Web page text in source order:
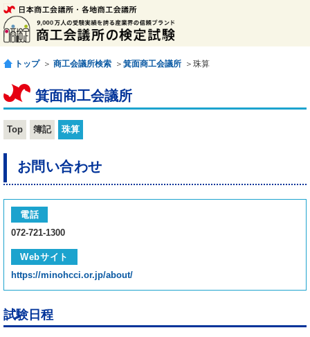
トップ ＞ 商工会議所検索 ＞ 箕面商工会議所 ＞珠算
箕面商工会議所
Top 簿記 珠算
お問い合わせ
電話
072-721-1300
Webサイト
https://minohcci.or.jp/about/
試験日程